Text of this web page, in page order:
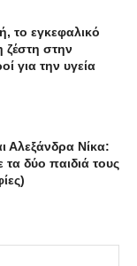
το εγκεφαλικό
ζέστη στην
για την υγεία
Αλεξάνδρα Νίκα:
τα δύο παιδιά τους